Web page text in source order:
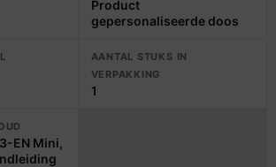
Product
gepersonaliseerde doos
AANTAL STUKS IN
VERPAKKING
1
EN Mini,